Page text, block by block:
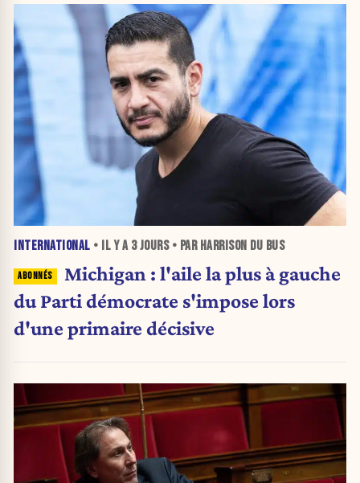
INTERNATIONAL • IL Y A 3 JOURS• PAR HARRISON DU BUS
Michigan : l'aile la plus à gauche
du Parti démocrate s'impose lors
d'une primaire décisive